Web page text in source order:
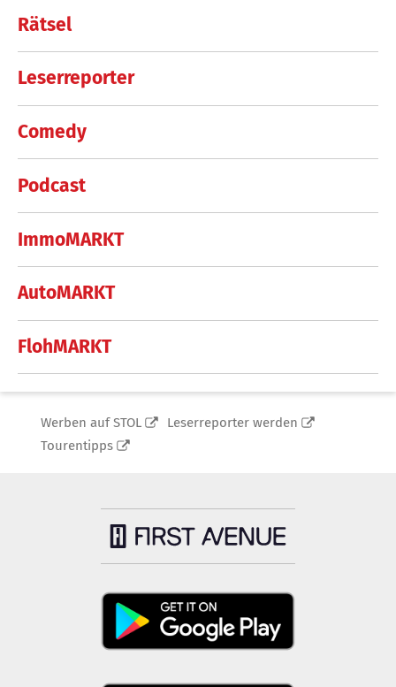
Rätsel
Leserreporter
Comedy
Podcast
ImmoMARKT
AutoMARKT
FlohMARKT
Werben auf STOL
Leserreporter werden
Tourentipps